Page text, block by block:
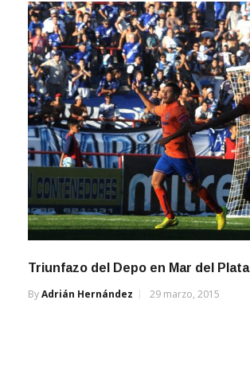
Triunfazo del Depo en Mar del Plata
ByAdrián Hernández 29 marzo, 2015